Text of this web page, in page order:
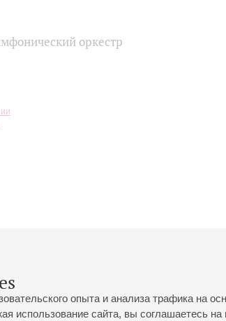
опыта и анализа трафика на
использование сайта, вы соглашаетесь
оркестр